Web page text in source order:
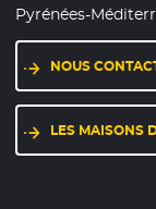
Pyrénées-
NOUS
LES MAISONS